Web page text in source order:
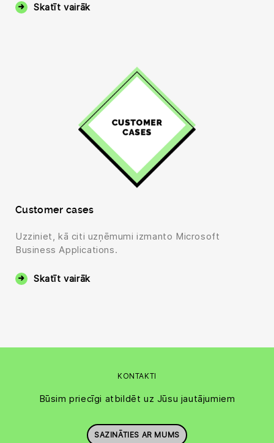
Skatīt vairāk
Customer cases
Uzziniet, kā citi uzņēmumi izmanto Microsoft
Business Applications.
Skatīt vairāk
KONTAKTI
Būsim priecīgi atbildēt uz Jūsu jautājumiem
SAZINĀTIES AR MUMS